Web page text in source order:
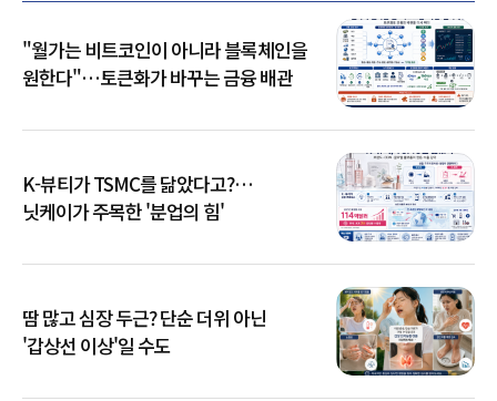
"월가는 비트코인이 아니라 블록체인을
원한다"…토큰화가 바꾸는 금융 배관
K-뷰티가 TSMC를 닮았다고?…
닛케이가 주목한 '분업의 힘'
땀 많고 심장 두근? 단순 더위 아닌
'갑상선 이상'일 수도